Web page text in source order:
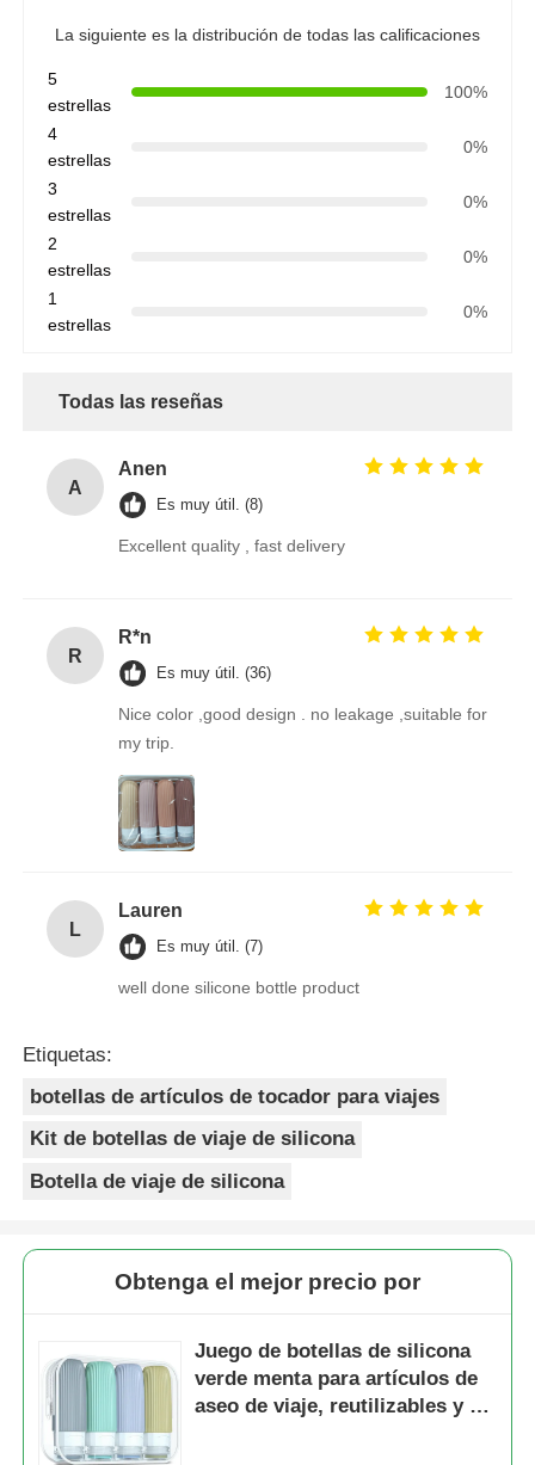
La siguiente es la distribución de todas las calificaciones
5
estrellas
100%
4
estrellas
0%
3
estrellas
0%
2
estrellas
0%
1
estrellas
0%
Todas las reseñas
A
Anen
Es muy útil. (8)
Excellent quality , fast delivery
R
R*n
Es muy útil. (36)
Nice color ,good design . no leakage ,suitable for
my trip.
L
Lauren
Es muy útil. (7)
well done silicone bottle product
Etiquetas:
botellas de artículos de tocador para viajes
Kit de botellas de viaje de silicona
Botella de viaje de silicona
Obtenga el mejor precio por
Juego de botellas de silicona
verde menta para artículos de
aseo de viaje, reutilizables y a